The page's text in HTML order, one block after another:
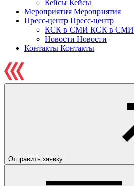
Кейсы Кейсы
Мероприятия Мероприятия
Пресс-центр Пресс-центр
КСК в СМИ КСК в СМИ
Новости Новости
Контакты Контакты
Отправить заявку